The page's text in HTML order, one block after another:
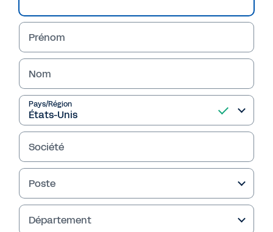
Failed to fetch
Prénom
Nom
Pays/Région
Société
Poste
Département